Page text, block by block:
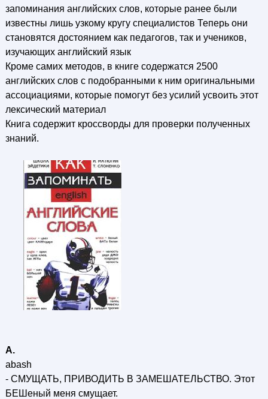
запоминания английских слов, которые ранее были
известны лишь узкому кругу специалистов Теперь они
становятся достоянием как педагогов, так и учеников,
изучающих английский язык
Кроме самих методов, в книге содержатся 2500
английских слов с подобранными к ним оригинальными
ассоциациями, которые помогут без усилий усвоить этот
лексический материал
Книга содержит кроссворды для проверки полученных
знаний.
А.
abash
- СМУЩАТЬ, ПРИВОДИТЬ В ЗАМЕШАТЕЛЬСТВО. Этот
БЕШеный меня смущает.